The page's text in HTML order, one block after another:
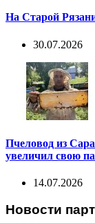
На Старой
30.07.2026
Пчеловод из
увеличил свою
14.07.2026
Новости